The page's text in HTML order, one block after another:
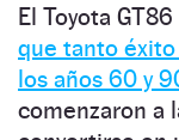
El Toyota
que tanto
los años 60 y
comenzaron a